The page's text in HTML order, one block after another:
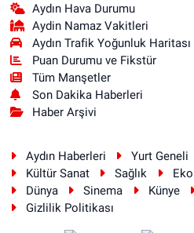
Aydın Hava Durumu
Aydin Namaz Vakitleri
Aydın Trafik Yoğunluk Haritası
Puan Durumu ve Fikstür
Tüm Manşetler
Son Dakika Haberleri
Haber Arşivi
Aydın Haberleri Yurt Geneli
Kültür Sanat
Sağlık
Dünya
Sinema Künye
Gizlilik Politikası